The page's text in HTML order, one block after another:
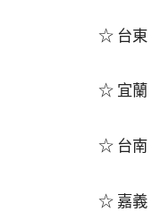
☆ 台東
☆ 宜蘭
☆ 台南
☆ 嘉義